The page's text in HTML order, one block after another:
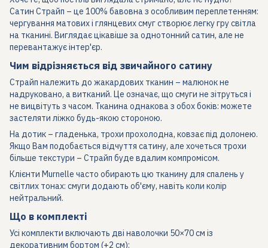
Сатин Страйп – це 100% бавовна з особливим переплетенням:
чергування матових і глянцевих смуг створює легку гру світла
на тканині. Виглядає цікавіше за однотонний сатин, але не
перевантажує інтер'єр.
Чим відрізняється від звичайного сатину
Страйп належить до жакардових тканин – малюнок не
надруковано, а витканий. Це означає, що смуги не зітруться і
не вицвітуть з часом. Тканина однакова з обох боків: можете
застеляти ліжко будь-якою стороною.
На дотик – гладенька, трохи прохолодна, ковзає під долонею.
Якщо Вам подобається відчуття сатину, але хочеться трохи
більше текстури – Страйп буде вдалим компромісом.
Клієнти Murnelle часто обирають цю тканину для спалень у
світлих тонах: смуги додають об'єму, навіть коли колір
нейтральний.
Що в комплекті
Усі комплекти включають дві наволочки 50×70 см із
декоративним бортом (+2 см):